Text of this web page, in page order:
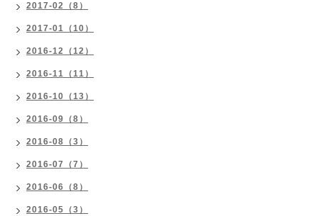
2017-02（8）
2017-01（10）
2016-12（12）
2016-11（11）
2016-10（13）
2016-09（8）
2016-08（3）
2016-07（7）
2016-06（8）
2016-05（3）